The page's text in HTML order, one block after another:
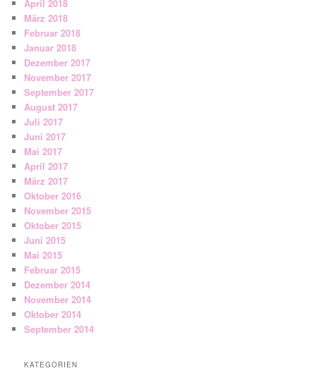
April 2018
März 2018
Februar 2018
Januar 2018
Dezember 2017
November 2017
September 2017
August 2017
Juli 2017
Juni 2017
Mai 2017
April 2017
März 2017
Oktober 2016
November 2015
Oktober 2015
Juni 2015
Mai 2015
Februar 2015
Dezember 2014
November 2014
Oktober 2014
September 2014
KATEGORIEN